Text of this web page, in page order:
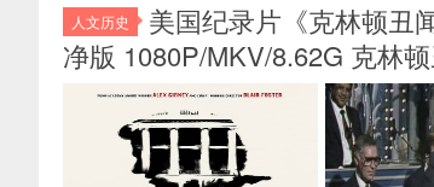
人文历史
美国纪录片《克林顿丑
净版 1080P/MKV/8.62G 克林